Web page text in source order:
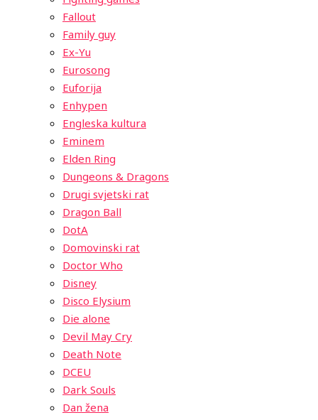
Fallout
Family guy
Ex-Yu
Eurosong
Euforija
Enhypen
Engleska kultura
Eminem
Elden Ring
Dungeons & Dragons
Drugi svjetski rat
Dragon Ball
DotA
Domovinski rat
Doctor Who
Disney
Disco Elysium
Die alone
Devil May Cry
Death Note
DCEU
Dark Souls
Dan žena